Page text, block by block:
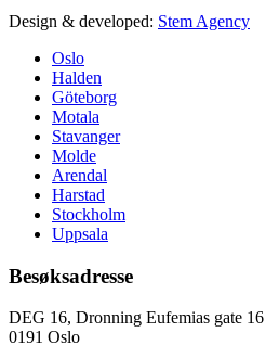
Design & developed: Stem Agency
Oslo
Halden
Göteborg
Motala
Stavanger
Molde
Arendal
Harstad
Stockholm
Uppsala
Besøksadresse
DEG 16, Dronning Eufemias gate 16
0191 Oslo